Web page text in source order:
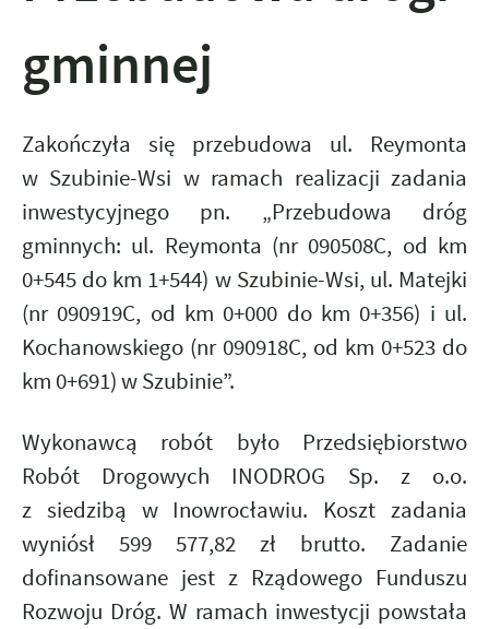
gminnej
Zakończyła się przebudowa ul. Reymonta
w Szubinie-Wsi w ramach realizacji zadania
inwestycyjnego pn. „Przebudowa dróg
gminnych: ul. Reymonta (nr 090508C, od km
0+545 do km 1+544) w Szubinie-Wsi, ul. Matejki
(nr 090919C, od km 0+000 do km 0+356) i ul.
Kochanowskiego (nr 090918C, od km 0+523 do
km 0+691) w Szubinie”.
Wykonawcą robót było Przedsiębiorstwo
Robót Drogowych INODROG Sp. z o.o.
z siedzibą w Inowrocławiu. Koszt zadania
wyniósł 599 577,82 zł brutto. Zadanie
dofinansowane jest z Rządowego Funduszu
Rozwoju Dróg. W ramach inwestycji powstała